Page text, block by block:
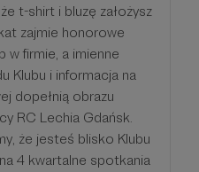
t-shirt i bluzę założysz
zajmie honorowe
w firmie, a imienne
Klubu i informacja na
dopełnią obrazu
RC Lechia Gdańsk.
że jesteś blisko Klubu
4 kwartalne spotkania